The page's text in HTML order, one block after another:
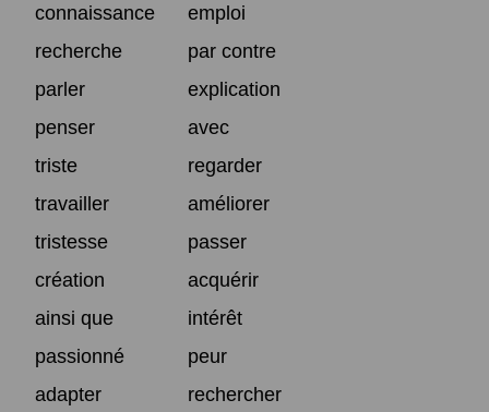
connaissance
emploi
recherche
par contre
parler
explication
penser
avec
triste
regarder
travailler
améliorer
tristesse
passer
création
acquérir
ainsi que
intérêt
passionné
peur
adapter
rechercher